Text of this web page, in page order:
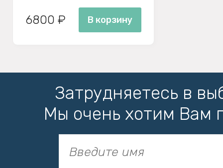
6800 ₽ В корзину
Затрудняетесь в
Мы очень хотим Вам